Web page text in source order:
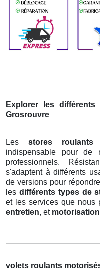
Explorer les
Grosrouvre
Lesstores roulants
indispensable pour de
professionnels.
s'adaptent à différents
de versions pour
les différents types de
et les services que nous
entretien, et motorisation
volets roulants